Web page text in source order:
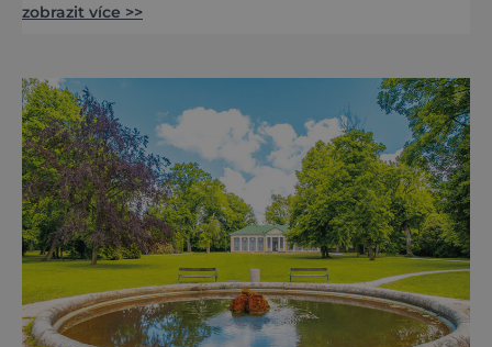
jediný Čech, který by ho neznal. Pražský hrad
metropole, má ho na seznamu mí
zobrazit více >>